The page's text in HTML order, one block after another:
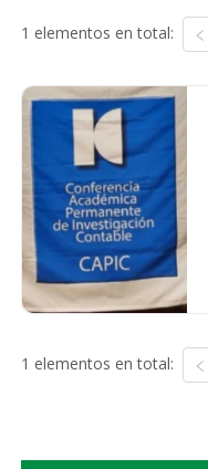
1 elementos en total:
1 elementos en total: